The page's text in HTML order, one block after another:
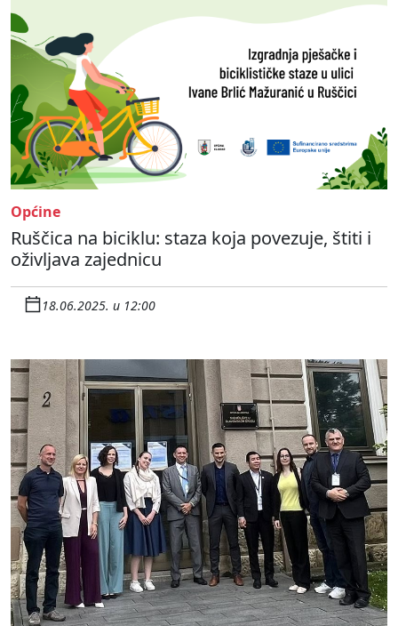
Općine
Ruščica na biciklu: staza koja povezuje, štiti i
oživljava zajednicu
18.06.2025. u 12:00